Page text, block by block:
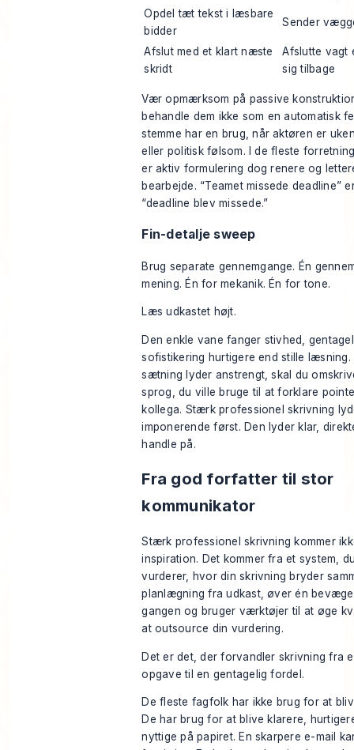
Opdel tæt tekst i læsbare
bidder
Sender
Afslut med et klart næste
skridt
Afslutte vagt
sig tilbage
Vær opmærksom på passive
behandle dem ikke som en automatisk
stemme har en brug, når aktøren er
eller politisk følsom. I de fleste
er aktiv formulering dog renere og
bearbejde. “Teamet missede deadline”
“deadline blev missede.”
Fin-detalje sweep
Brug separate gennemgange. Én
mening. Én for mekanik. Én for tone.
Læs udkastet højt.
Den enkle vane fanger stivhed,
sofistikering hurtigere end stille læsning.
sætning lyder anstrengt, skal du
sprog, du ville bruge til at forklare
kollega. Stærk professionel skrivning
imponerende først. Den lyder klar,
handle på.
Fra god forfatter til stor
kommunikator
Stærk professionel skrivning kommer
inspiration. Det kommer fra et system,
vurderer, hvor din skrivning bryder
planlægning fra udkast, øver én
gangen og bruger værktøjer til at øge
at outsource din vurdering.
Det er det, der forvandler skrivning fra
opgave til en gentagelig fordel.
De fleste fagfolk har ikke brug for at
De har brug for at blive klarere,
nyttige på papiret. En skarpere e-mail